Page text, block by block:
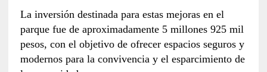
La inversión destinada para estas mejoras en el
parque fue de aproximadamente 5 millones 925 mil
pesos, con el objetivo de ofrecer espacios seguros y
modernos para la convivencia y el esparcimiento de